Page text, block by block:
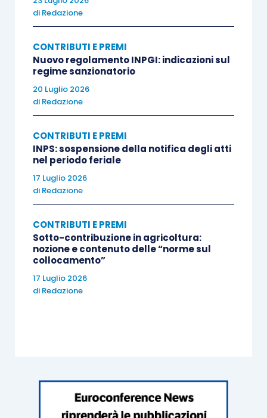
di Redazione
CONTRIBUTI E PREMI
Nuovo regolamento INPGI: indicazioni sul
regime sanzionatorio
20 Luglio 2026
di Redazione
CONTRIBUTI E PREMI
INPS: sospensione della notifica degli atti
nel periodo feriale
17 Luglio 2026
di Redazione
CONTRIBUTI E PREMI
Sotto-contribuzione in agricoltura:
nozione e contenuto delle “norme sul
collocamento”
17 Luglio 2026
di Redazione